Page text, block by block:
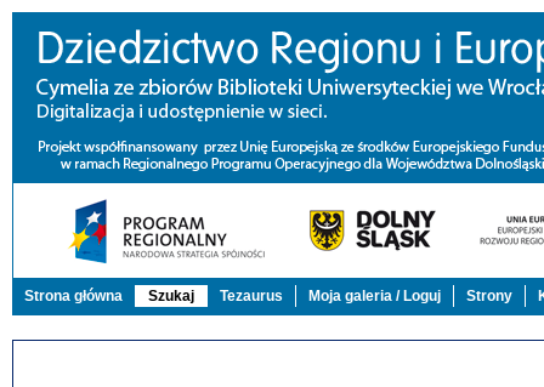
Strona główna Szukaj Tezaurus Moja galeria / Loguj Strony